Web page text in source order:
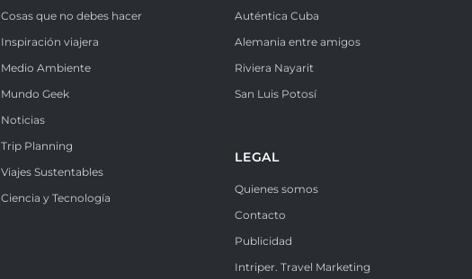
Cosas que no debes hacer
Inspiración viajera
Medio Ambiente
Mundo Geek
Noticias
Trip Planning
Viajes Sustentables
Ciencia y Tecnología
Auténtica Cuba
Alemania entre amigos
Riviera Nayarit
San Luis Potosí
LEGAL
Quienes somos
Contacto
Publicidad
Intriper. Travel Marketing